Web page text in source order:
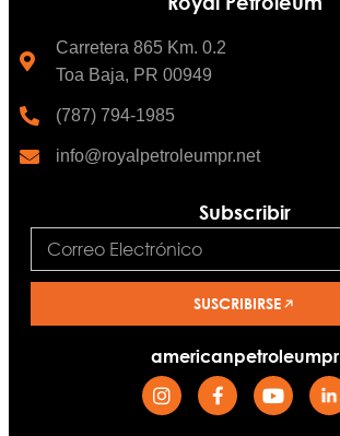
Carretera 865 Km. 0.2
Toa Baja, PR 00949
(787) 794-1985
info@royalpetroleumpr.net
Subscribir
SUSCRIBIRSE
americanpetroleumpr